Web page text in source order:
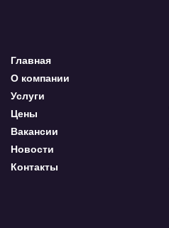
Главная
О компании
Услуги
Цены
Вакансии
Новости
Контакты